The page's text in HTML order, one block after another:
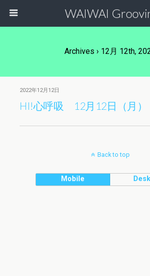
WAIWAI
Archives › 12月 12th,
2022年12月12日
HI!心呼吸 12月12日（月）
Back to top
Mobile